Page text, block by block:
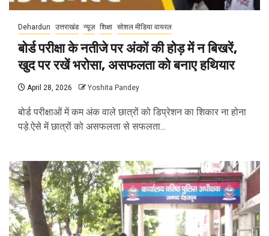
Dehardun उत्तराखंड न्यूज़ शिक्षा सोशल मीडिया वायरल
बोर्ड परीक्षा के नतीजे पर अंकों की होड़ में न बिखरें,
खुद पर रखें भरोसा, असफलता को बनाए हथियार
April 28, 2026 Yoshita Pandey
बोर्ड परीक्षाओं में कम अंक वाले छात्रों को डिप्रेशन का शिकार ना होना
पड़े.ऐसे में छात्रों को असफलता से सफलता...